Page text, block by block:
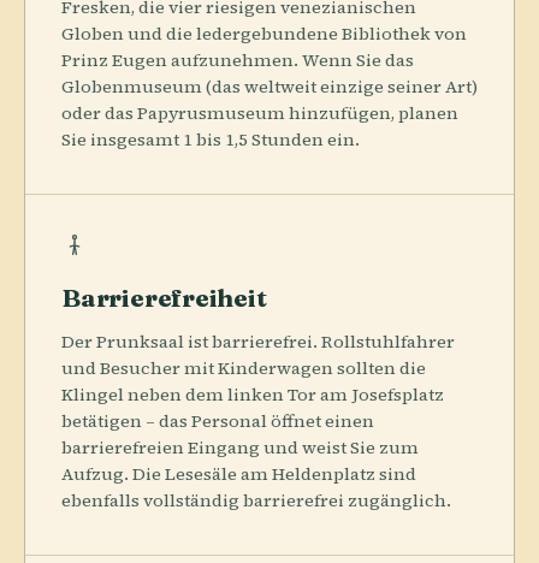
Fresken, die vier riesigen venezianischen
Globen und die ledergebundene Bibliothek von
Prinz Eugen aufzunehmen. Wenn Sie das
Globenmuseum (das weltweit einzige seiner Art)
oder das Papyrusmuseum hinzufügen, planen
Sie insgesamt 1 bis 1,5 Stunden ein.
Barrierefreiheit
Der Prunksaal ist barrierefrei. Rollstuhlfahrer
und Besucher mit Kinderwagen sollten die
Klingel neben dem linken Tor am Josefsplatz
betätigen – das Personal öffnet einen
barrierefreien Eingang und weist Sie zum
Aufzug. Die Lesesäle am Heldenplatz sind
ebenfalls vollständig barrierefrei zugänglich.